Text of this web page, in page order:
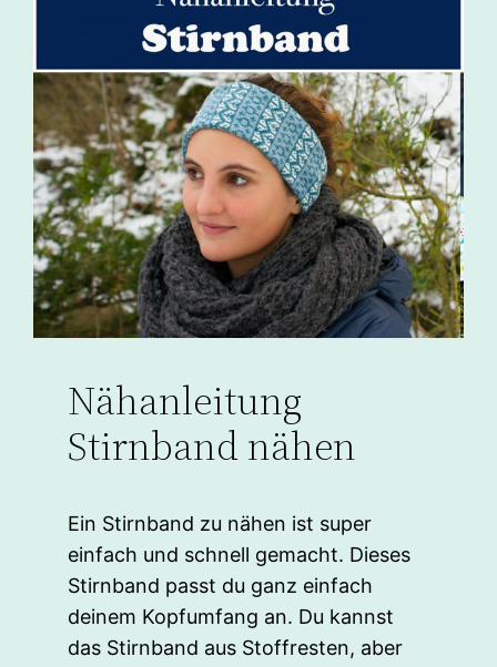
Nähanleitung
Stirnband nähen
Ein Stirnband zu nähen ist super
einfach und schnell gemacht. Dieses
Stirnband passt du ganz einfach
deinem Kopfumfang an. Du kannst
das Stirnband aus Stoffresten, aber